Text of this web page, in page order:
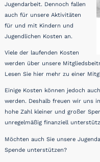
Jugendarbeit. Dennoch fallen
auch für unsere Aktivitäten
für und mit Kindern und
Jugendlichen Kosten an.
Viele der laufenden Kosten
werden über unsere
Lesen Sie hier mehr zu einer
Einige Kosten können jedoch
werden. Deshalb freuen wir uns
hohe Zahl kleiner und großer
unregelmäßig finanziell
Möchten auch Sie unsere
Spende unterstützen?